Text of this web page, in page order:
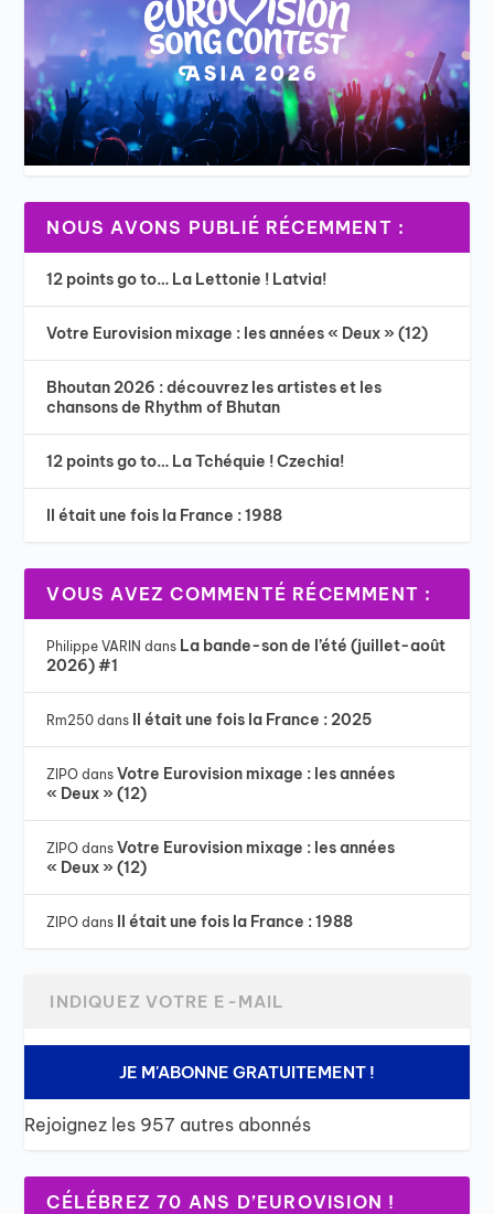
NOUS AVONS PUBLIÉ RÉCEMMENT :
12 points go to… La Lettonie ! Latvia!
Votre Eurovision mixage : les années « Deux » (12)
Bhoutan 2026 : découvrez les artistes et les
chansons de Rhythm of Bhutan
12 points go to… La Tchéquie ! Czechia!
Il était une fois la France : 1988
VOUS AVEZ COMMENTÉ RÉCEMMENT :
Philippe VARIN dans La bande-son de l’été (juillet-août
2026) #1
Rm250 dans Il était une fois la France : 2025
ZIPO dansVotre Eurovision mixage : les années
« Deux » (12)
ZIPO dansVotre Eurovision mixage : les années
« Deux » (12)
ZIPO dans Il était une fois la France : 1988
JE M'ABONNE GRATUITEMENT !
Rejoignez les 957 autres abonnés
CÉLÉBREZ 70 ANS D’EUROVISION !